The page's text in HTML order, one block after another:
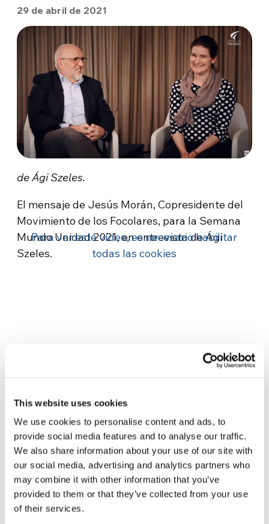
This website uses cookies
We use cookies to personalise content and ads, to
provide social media features and to analyse our traffic.
We also share information about your use of our site with
our social media, advertising and analytics partners who
may combine it with other information that you’ve
provided to them or that they’ve collected from your use
of their services.
29 de abril de 2021
de Ági Szeles.
El mensaje de Jesús Morán, Copresidente del
Movimiento de los Focolares, para la Semana
Mundo Unidad 2021, en entrevista de Ági
Szeles.
Para ver este vídeo, es necesario habilitar
todas las cookies
La Odisea, de Christopher
Nolan: Ulises y la necesidad
de un nuevo amanecer
5 de agosto de 2026
Tres historias de ecología,
deporte y salud en
Sudamérica